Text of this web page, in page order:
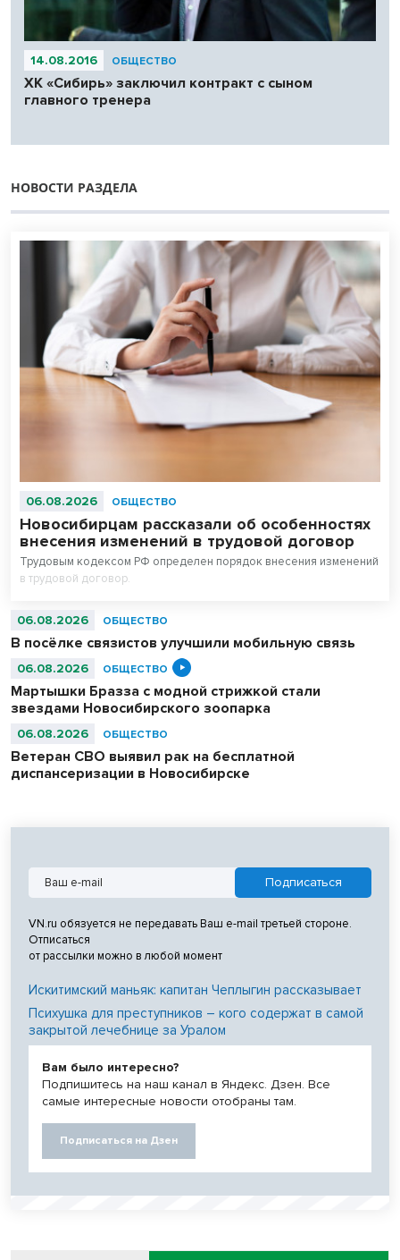
14.08.2016 ОБЩЕСТВО
ХК «Сибирь» заключил контракт с сыном
главного тренера
НОВОСТИ РАЗДЕЛА
06.08.2026 ОБЩЕСТВО
Новосибирцам рассказали об особенностях
внесения изменений в трудовой договор
Трудовым кодексом РФ определен порядок внесения изменений
в трудовой договор.
06.08.2026 ОБЩЕСТВО
В посёлке связистов улучшили мобильную связь
06.08.2026 ОБЩЕСТВО
Мартышки Бразза с модной стрижкой стали
звездами Новосибирского зоопарка
06.08.2026 ОБЩЕСТВО
Ветеран СВО выявил рак на бесплатной
диспансеризации в Новосибирске
VN.ru обязуется не передавать Ваш e-mail третьей стороне.
Отписаться
от рассылки можно в любой момент
Искитимский маньяк: капитан Чеплыгин рассказывает
Психушка для преступников – кого содержат в самой
закрытой лечебнице за Уралом
Вам было интересно?
Подпишитесь на наш канал в Яндекс. Дзен. Все
самые интересные новости отобраны там.
Подписаться на Дзен